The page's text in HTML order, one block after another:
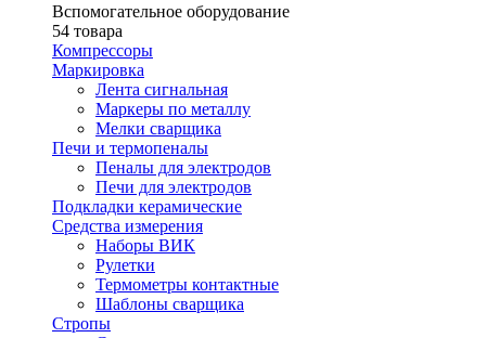
Вспомогательное оборудование
54 товара
Компрессоры
Маркировка
Лента сигнальная
Маркеры по металлу
Мелки сварщика
Печи и термопеналы
Пеналы для электродов
Печи для электродов
Подкладки керамические
Средства измерения
Наборы ВИК
Рулетки
Термометры контактные
Шаблоны сварщика
Стропы